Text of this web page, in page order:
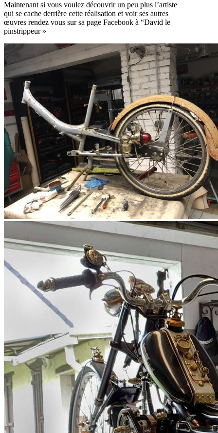
Maintenant si vous voulez découvrir un peu plus l’artiste
qui se cache derrière cette réalisation et voir ses autres
œuvres rendez vous sur sa page Facebook à “David le
pinstrippeur »